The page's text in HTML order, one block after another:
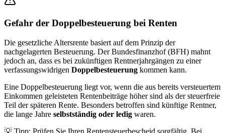
Gefahr der Doppelbesteuerung bei Renten
Die gesetzliche Altersrente basiert auf dem Prinzip der
nachgelagerten Besteuerung. Der Bundesfinanzhof (BFH) mahnt
jedoch an, dass es bei zukünftigen Rentnerjahrgängen zu einer
verfassungswidrigen Doppelbesteuerung kommen kann.
Eine Doppelbesteuerung liegt vor, wenn die aus bereits versteuertem
Einkommen geleisteten Rentenbeiträge höher sind als der steuerfreie
Teil der späteren Rente. Besonders betroffen sind künftige Rentner,
die lange Jahre selbstständig oder ledig waren.
💡 Tipp: Prüfen Sie Ihren Rentensteuerbescheid sorgfältig. Bei